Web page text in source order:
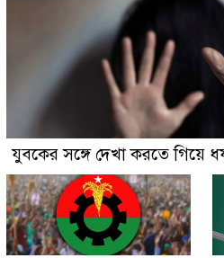
যুবকের সঙ্গে দেখা করতে গিয়ে